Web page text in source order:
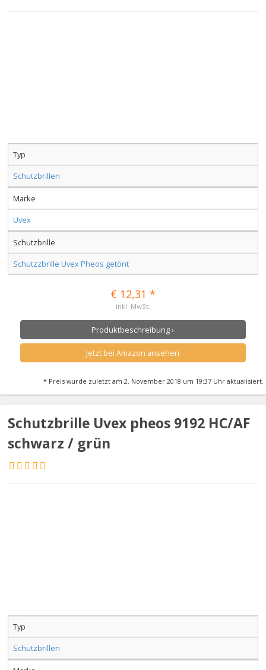
Typ
Schutzbrillen
Marke
Uvex
Schutzbrille
Schutzzbrille Uvex Pheos getönt
€ 12,31 *
inkl. MwSt.
Produktbeschreibung ›
Jetzt bei Amazon ansehen
* Preis wurde zuletzt am 2. November 2018 um 19:37 Uhr aktualisiert.
Schutzbrille Uvex pheos 9192 HC/AF
schwarz / grün
Typ
Schutzbrillen